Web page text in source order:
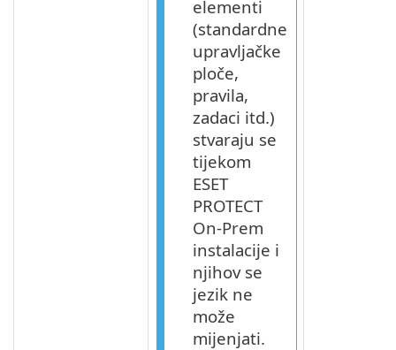
elementi
(standardne
upravljačke
ploče,
pravila,
zadaci itd.)
stvaraju se
tijekom
ESET
PROTECT
On-Prem
instalacije i
njihov se
jezik ne
može
mijenjati.